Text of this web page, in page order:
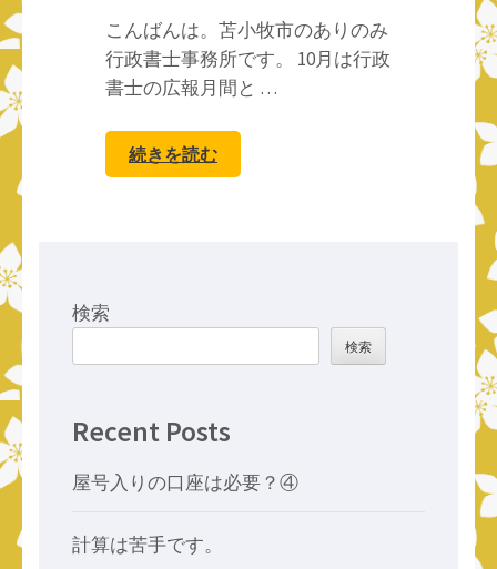
こんばんは。苫小牧市のありのみ
行政書士事務所です。 10月は行政
書士の広報月間と …
続きを読む
検索
検索
Recent Posts
屋号入りの口座は必要？④
計算は苦手です。